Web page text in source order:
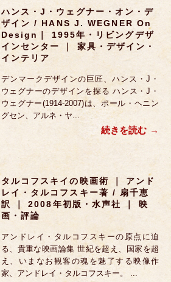
ハンス・J・ウェグナー・オン・デ
ザイン / HANS J. WEGNER On
Design｜ 1995年・リビングデザ
インセンター ｜ 家具・デザイン・
インテリア
デンマークデザインの巨匠、ハンス・J・
ウェグナーのデザインを探る ハンス・J・
ウェグナー(1914-2007)は、ポール・ヘニン
グセン、アルネ・ヤ...
続きを読む
タルコフスキイの映画術 ｜ アンド
レイ・タルコフスキー著 / 扇千恵
訳 ｜ 2008年初版・水声社 ｜ 映
画・評論
アンドレイ・タルコフスキーの原点に迫
る、貴重な映画論集 世紀を超え、国家を超
え、いまなお観客の魂を魅了する映像作
家、アンドレイ・タルコフスキー。 ...